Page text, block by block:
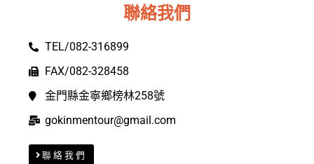
聯絡我們
TEL/082-316899
FAX/082-328458
金門縣金寧鄉榜林258號
gokinmentour@gmail.com
聯絡我們